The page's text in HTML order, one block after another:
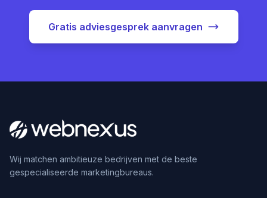
Gratis adviesgesprek aanvragen
Wij matchen ambitieuze bedrijven met de beste
gespecialiseerde marketingbureaus.